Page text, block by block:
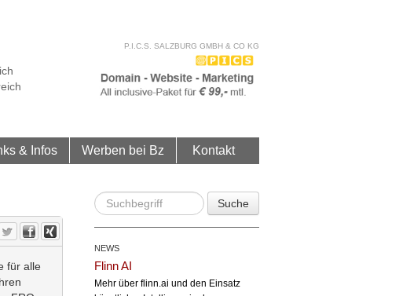
P.I.C.S. SALZBURG GMBH & CO KG
& Infos Werben bei Bz Kontakt
für alle
Suche
NEWS
Flinn AI
Mehr über flinn.ai und den Einsatz